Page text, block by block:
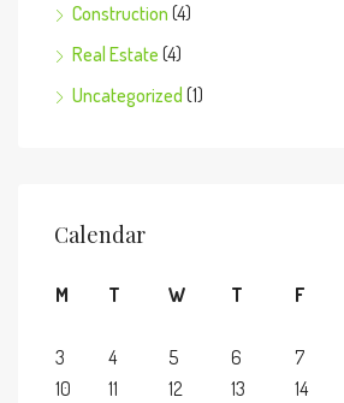
Construction (4)
Real Estate (4)
Uncategorized (1)
Calendar
M T W T F
3
4 5 6 7
10
11 12 13 14